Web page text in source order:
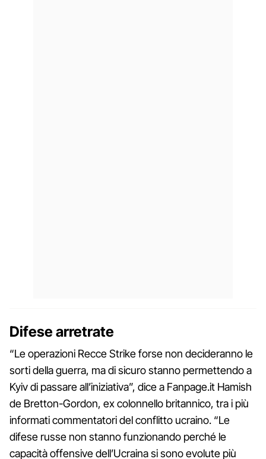
Difese arretrate
“Le operazioni Recce Strike forse non decideranno le
sorti della guerra, ma di sicuro stanno permettendo a
Kyiv di passare all’iniziativa”, dice a Fanpage.it Hamish
de Bretton-Gordon, ex colonnello britannico, tra i più
informati commentatori del conflitto ucraino. “Le
difese russe non stanno funzionando perché le
capacità offensive dell’Ucraina si sono evolute più